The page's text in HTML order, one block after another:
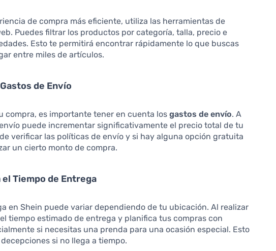
de compra más eficiente, utiliza las herramientas de
Puedes filtrar los productos por categoría, talla, precio e
Esto te permitirá encontrar rápidamente lo que buscas
entre miles de artículos.
de Envío
compra, es importante tener en cuenta losgastos de envío. A
puede incrementar significativamente el precio total de tu
verificar las políticas de envío y si hay alguna opción gratuita
un cierto monto de compra.
el Tiempo de Entrega
en Shein puede variar dependiendo de tu ubicación. Al realizar
tiempo estimado de entrega y planifica tus compras con
si necesitas una prenda para una ocasión especial. Esto
si no llega a tiempo.